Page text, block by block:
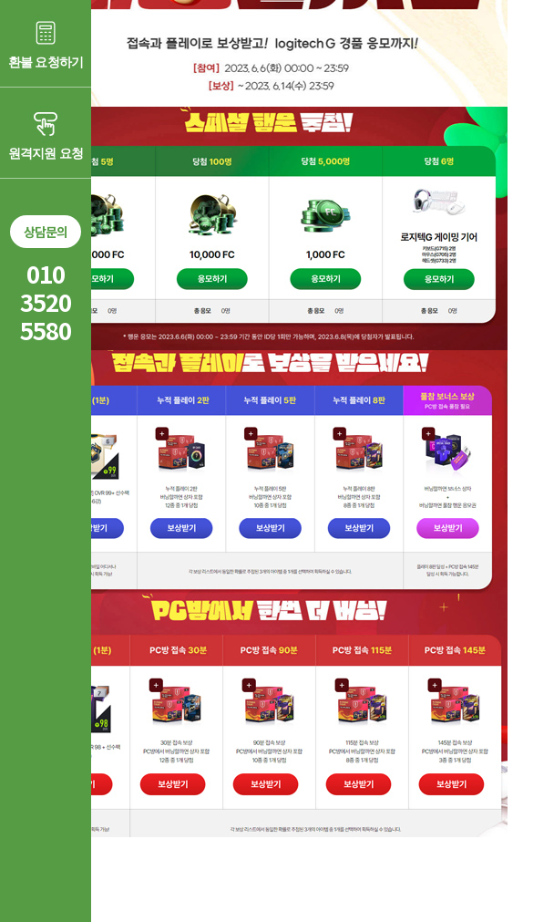
환불 요청하기
원격지원 요청
상담문의
010
3520
5580